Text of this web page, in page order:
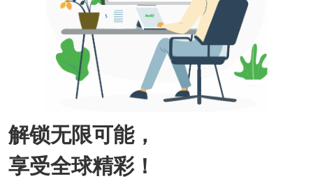
解锁无限可能，
享受全球精彩！